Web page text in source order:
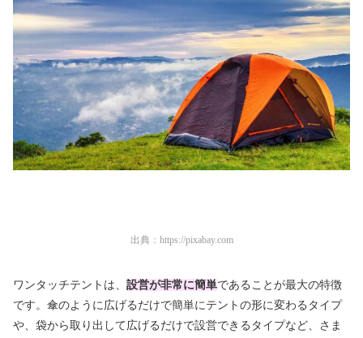
出典： https://pixabay.com
ワンタッチテントは、 設営が非常に簡単であることが最大の特徴
です。傘のように広げるだけで簡単にテントの形に変わるタイプ
や、袋から取り出して広げるだけで設営できるタイプなど、さま